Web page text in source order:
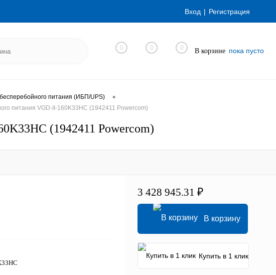
Вход Регистрация
0 0 0 В корзине пока пусто
питания (ИБП/UPS) •
питания VGD-II-160K33HС (1942411 Powercom)
(1942411 Powercom)
3 428 945.31 ₽
В корзину
Купить в 1 клик